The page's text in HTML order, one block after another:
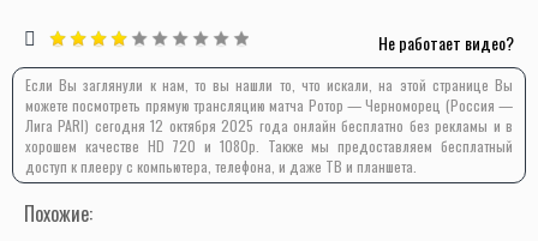
Не работает видео?
Если Вы заглянули к нам, то вы нашли то, что искали, на этой странице Вы
можете посмотреть прямую трансляцию матча Ротор — Черноморец (Россия —
Лига PARI) сегодня 12 октября 2025 года онлайн бесплатно без рекламы и в
хорошем качестве HD 720 и 1080p. Также мы предоставляем бесплатный
доступ к плееру с компьютера, телефона, и даже ТВ и планшета.
Похожие: